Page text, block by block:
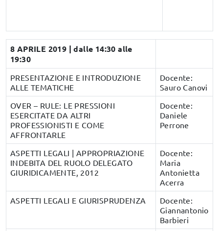
8 APRILE 2019 | dalle 14:30 alle
19:30
PRESENTAZIONE E INTRODUZIONE
ALLE TEMATICHE
Docente:
Sauro Canovi
OVER – RULE: LE PRESSIONI
ESERCITATE DA ALTRI
PROFESSIONISTI E COME
AFFRONTARLE
Docente:
Daniele
Perrone
ASPETTI LEGALI | APPROPRIAZIONE
INDEBITA DEL RUOLO DELEGATO
GIURIDICAMENTE, 2012
Docente:
Maria
Antonietta
Acerra
ASPETTI LEGALI E GIURISPRUDENZA
Docente:
Giannantonio
Barbieri